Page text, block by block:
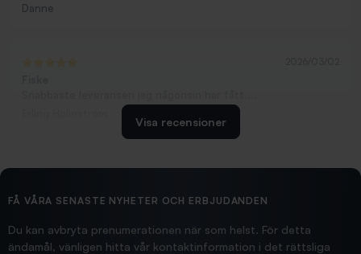
Danne
2026/02/19
Hittade exakt vad jag behövde. Snabb och bra...
Visa recensioner
FÅ VÅRA SENASTE NYHETER OCH ERBJUDANDEN
Du kan avbryta prenumerationen när som helst. För detta
ändamål, vänligen hitta vår kontaktinformation i det rättsliga